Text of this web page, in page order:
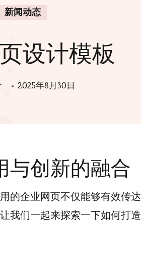
新闻动态
设计模板
2025年8月30日
与创新的融合
的企业网页不仅能够有效传达
我们一起来探索一下如何打造